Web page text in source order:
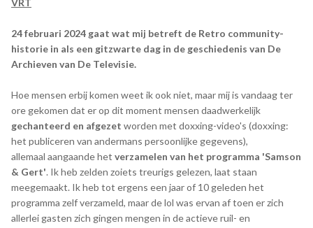
VRT
24 februari 2024 gaat wat mij betreft de Retro community-
historie in als een gitzwarte dag in de geschiedenis van De
Archieven van De Televisie.
Hoe mensen erbij komen weet ik ook niet, maar mij is vandaag ter
ore gekomen dat er op dit moment mensen daadwerkelijk
gechanteerd en afgezet worden met doxxing-video's (doxxing:
het publiceren van andermans persoonlijke gegevens),
allemaal aangaande het verzamelen van het programma 'Samson
& Gert'. Ik heb zelden zoiets treurigs gelezen, laat staan
meegemaakt. Ik heb tot ergens een jaar of 10 geleden het
programma zelf verzameld, maar de lol was ervan af toen er zich
allerlei gasten zich gingen mengen in de actieve ruil- en